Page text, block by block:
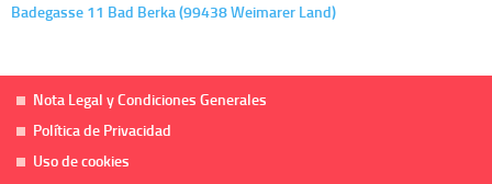
Badegasse 11 Bad Berka (99438 Weimarer Land)
Nota Legal y Condiciones Generales
Política de Privacidad
Uso de cookies